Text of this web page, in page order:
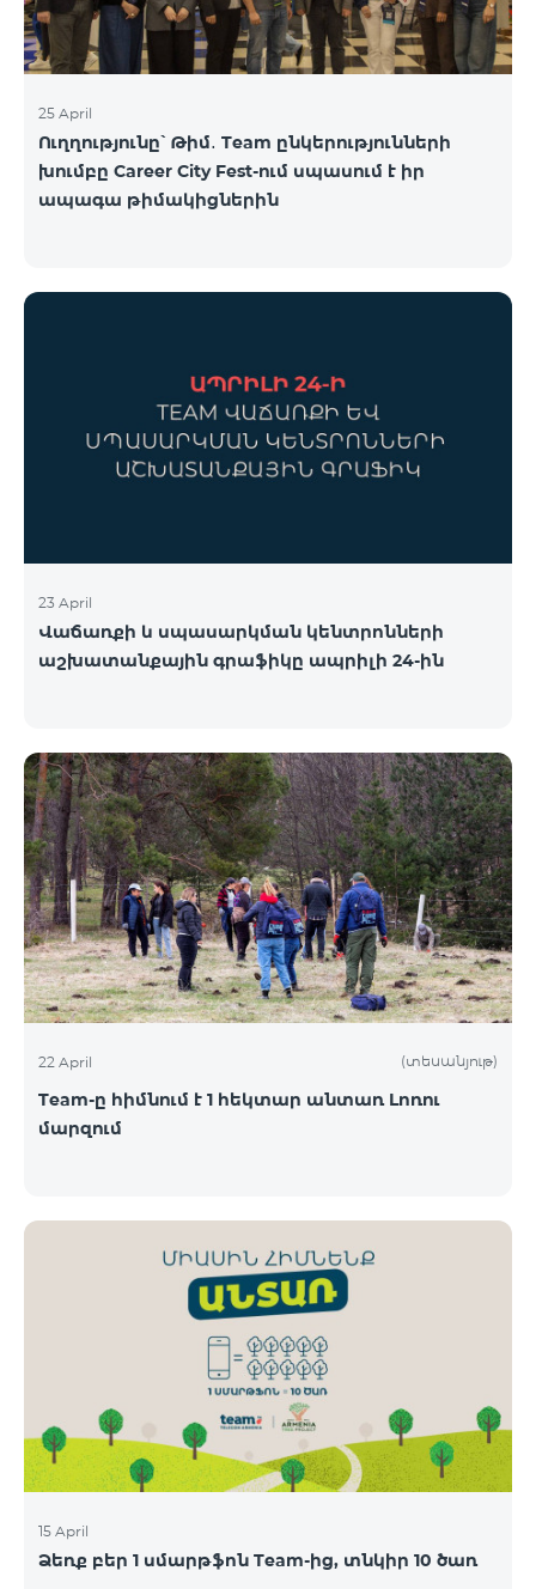
25 April
Ուղղությունը՝ Թիմ․ Team ընկերությունների
խումբը Career City Fest-ում սպասում է իր
ապագա թիմակիցներին
23 April
Վաճառքի և սպասարկման կենտրոնների
աշխատանքային գրաֆիկը ապրիլի 24-ին
22 April (տեսանյութ)
Team-ը հիմնում է 1 հեկտար անտառ Լոռու
մարզում
15 April
Ձեռք բեր 1 սմարթֆոն Team-ից, տնկիր 10 ծառ